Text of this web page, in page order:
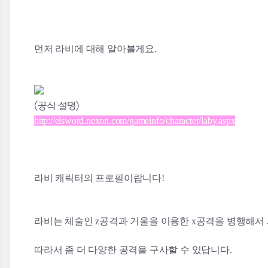
먼저 라비에 대해 알아볼게요.
(공식 설명)
http://elsword.nexon.com/gameinfo/character/laby.aspx
라비 캐릭터의 프로필이랍니다!
라비는 체술인 z공격과 거울을 이용한 x공격을 병행해서
따라서 좀 더 다양한 공격을 구사할 수 있답니다.